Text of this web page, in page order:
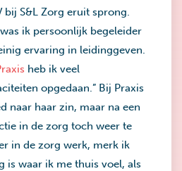
bij S&L Zorg eruit sprong.
ik persoonlijk begeleider
ervaring in leidinggeven.
heb ik veel
opgedaan.” Bij Praxis
naar haar zin, maar na een
in de zorg toch weer te
in de zorg werk, merk ik
is waar ik me thuis voel, als